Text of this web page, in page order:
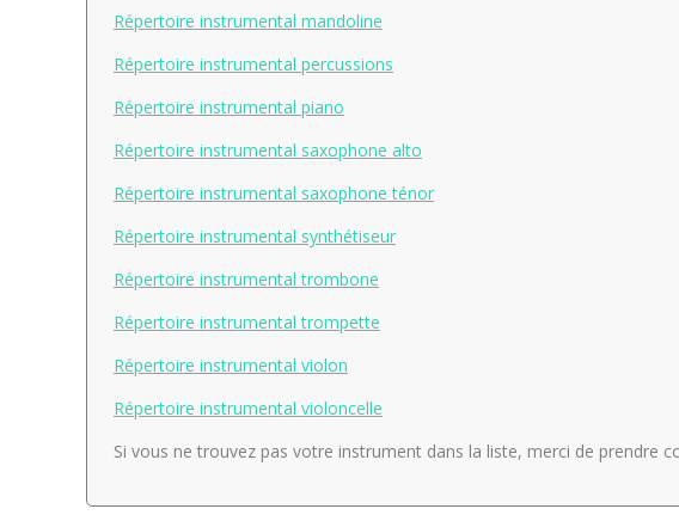
Répertoire instrumental mandoline
Répertoire instrumental percussions
Répertoire instrumental piano
Répertoire instrumental saxophone alto
Répertoire instrumental saxophone ténor
Répertoire instrumental synthétiseur
Répertoire instrumental trombone
Répertoire instrumental trompette
Répertoire instrumental violon
Répertoire instrumental violoncelle
Si vous ne trouvez pas votre instrument dans la liste, merci de prendre